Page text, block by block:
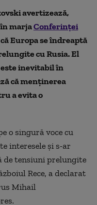
avertizează,
marjaConferinței
Europa se îndreaptă
cu Rusia. El
este inevitabil în
că menținerea
a evita o
o singură voce cu
interesele şi s-ar
de tensiuni prelungite
Rece, a declarat
Mihail